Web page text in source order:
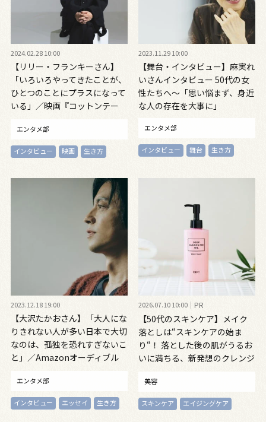
2024.02.28 10:00
【リリー・フランキーさん】
「いろいろやってきたことが、
ひとつのことにプラスになって
いる」／映画『コットンテー
エンタメ部
インタビュー 映画 生き方
2023.11.29 10:00
【舞台・インタビュー】麻実れ
いさんインタビュー 50代の女
性たちへ～「思い悩まず、身近
な人の存在を大事に」
エンタメ部
インタビュー 舞台 生き方
2023.12.18 19:00
【大沢たかおさん】「大人にな
りきれない人が多い日本で大切
なのは、孤独を恐れすぎないこ
と」／Amazonオーディブル
僕の語ること』インタビュー
エンタメ部
インタビュー エッセイ 生き方
2026.07.10 10:00 PR
【50代のスキンケア】メイク
落としは“スキンケアの始ま
り“！ 落とした後の肌がうるお
いに満ちる、新発想のクレンジ
美容
スキンケア エイジングケア